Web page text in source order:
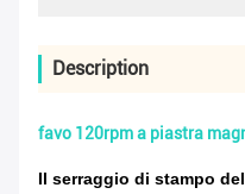
Description
favo 120rpm a piastra
Il serraggio di stampo